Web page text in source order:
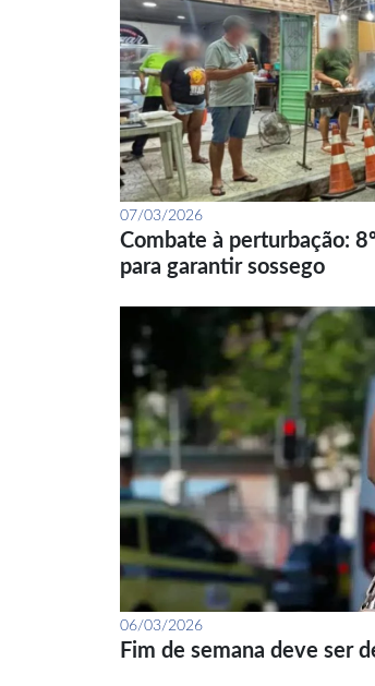
07/03/2026
Combate à perturbação:
para garantir sossego
06/03/2026
Fim de semana deve ser